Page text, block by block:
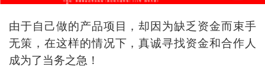
由于自己做的产品项目，却因为缺乏资金而束手
无策，在这样的情况下，真诚寻找资金和合作人
成为了当务之急！